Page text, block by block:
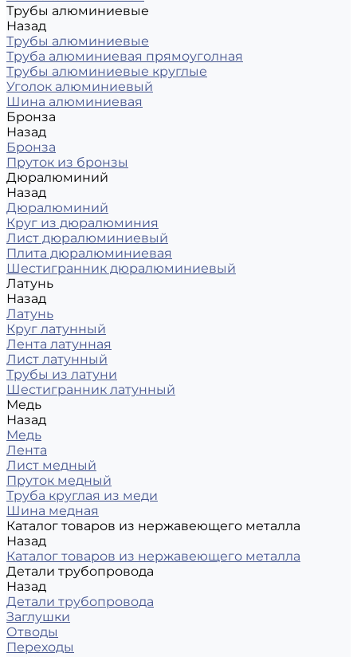
Трубы алюминиевые
Назад
Трубы алюминиевые
Труба алюминиевая прямоуголная
Трубы алюминиевые круглые
Уголок алюминиевый
Шина алюминиевая
Бронза
Назад
Бронза
Пруток из бронзы
Дюралюминий
Назад
Дюралюминий
Круг из дюралюминия
Лист дюралюминиевый
Плита дюралюминиевая
Шестигранник дюралюминиевый
Латунь
Назад
Латунь
Круг латунный
Лента латунная
Лист латунный
Трубы из латуни
Шестигранник латунный
Медь
Назад
Медь
Лента
Лист медный
Пруток медный
Труба круглая из меди
Шина медная
Каталог товаров из нержавеющего металла
Назад
Каталог товаров из нержавеющего металла
Детали трубопровода
Назад
Детали трубопровода
Заглушки
Отводы
Переходы